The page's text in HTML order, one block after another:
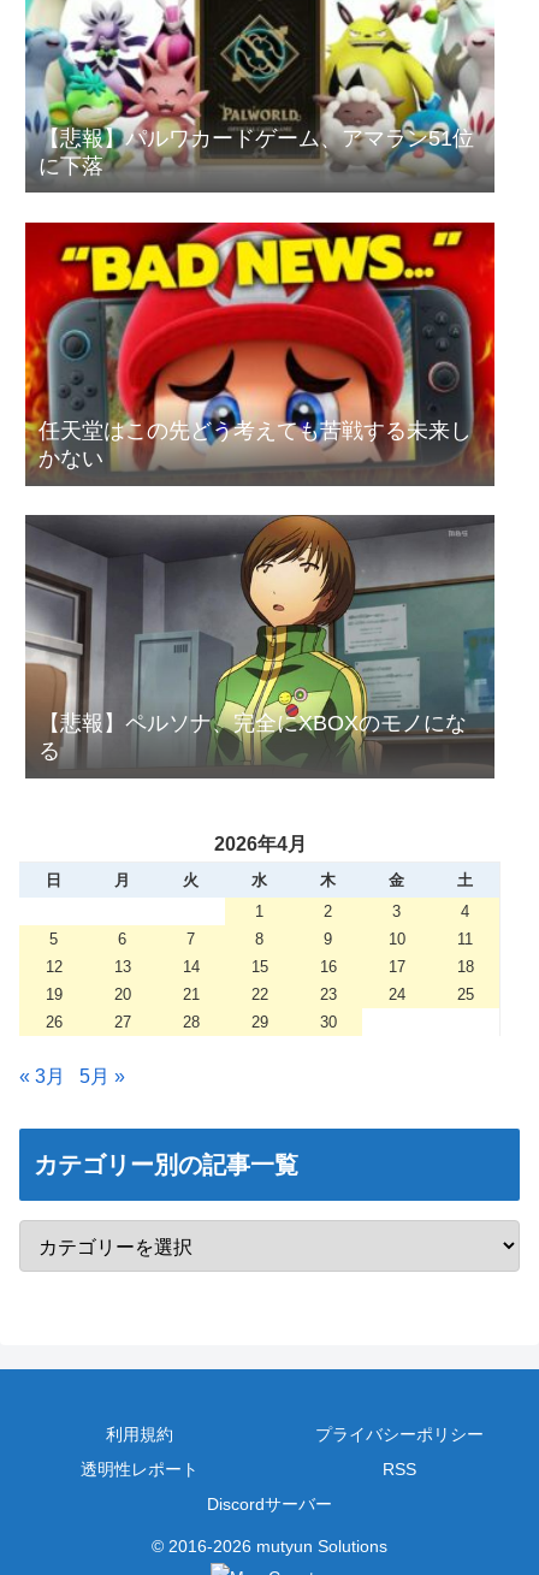
【悲報】パルワカードゲーム、アマラン51位
に下落
任天堂はこの先どう考えても苦戦する未来し
かない
【悲報】ペルソナ、完全にXBOXのモノにな
る
2026年4月
日 月 火 水 木 金
土
1
2 3
4
5
6 7 8 9 10
11
12
13 14 15 16 17
18
19
20 21 22 23 24
25
26
27 28 29 30
« 3月 5月 »
カテゴリー別の記事一覧
利用規約
プライバシーポリシー
透明性レポート
RSS
Discordサーバー
© 2016-2026 mutyun Solutions